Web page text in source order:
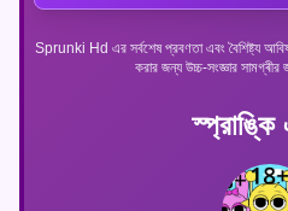
স্প্রাঙ্কি
Sprunki Hd এর সর্বশেষ প্রবণতা এবং বৈশিষ্ট্য
করার জন্য উচ্চ-সংজ্ঞার